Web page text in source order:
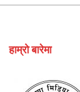
हाम्रो बारेमा